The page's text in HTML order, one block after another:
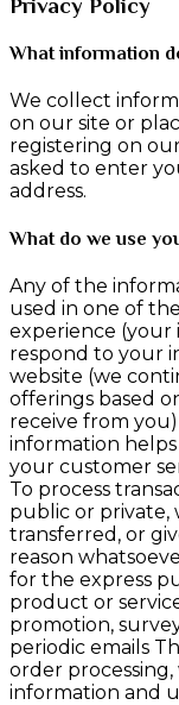
Privacy Policy
What information
We collect
on our site or
registering on
asked to enter
address.
What do we use
Any of the
used in one of
experience
respond to your
website (we
offerings based
receive from
information
your customer
To process
public or private,
transferred, or
reason
for the express
product or
promotion,
periodic emails
order
information and